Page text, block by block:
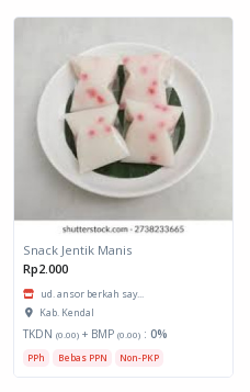
Snack Jentik Manis
Rp2.000
ud. ansor berkah say...
Kab. Kendal
TKDN (0.00) + BMP (0.00) : 0%
PPh Bebas PPN Non-PKP